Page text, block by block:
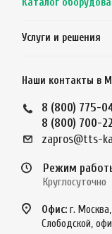
Каталог
Услуги и решения
Наши контакты в
8 (800) 775-
8 (800) 700-
zapros@tts-
Режим
Круглосуточно
Офис: г.
Слободской,